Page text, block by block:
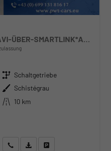
Getriebe Schaltgetriebe
Außenfarbe Schistégrau
Kilometerstand
10 km
Wir rufen Sie anAngebot drucken (PDF)